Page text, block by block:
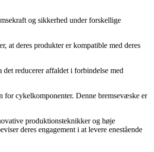
og sikkerhed under forskellige
at deres produkter er kompatible med deres
reducerer affaldet i forbindelse med
for cykelkomponenter. Denne bremsevæske er
produktionsteknikker og høje
deres engagement i at levere enestående